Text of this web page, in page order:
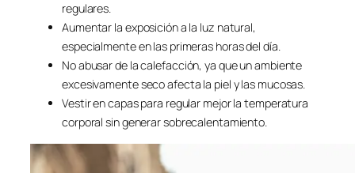
regulares.
Aumentar la exposición a la luz natural,
especialmente en las primeras horas del día.
No abusar de la calefacción, ya que un ambiente
excesivamente seco afecta la piel y las mucosas.
Vestir en capas para regular mejor la temperatura
corporal sin generar sobrecalentamiento.